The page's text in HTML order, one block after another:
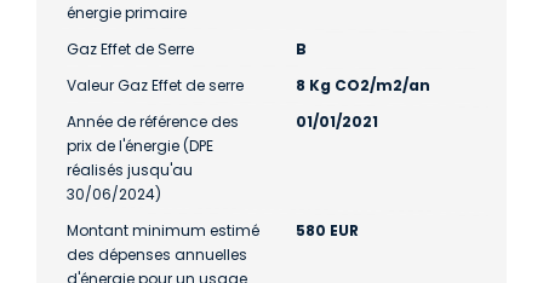
énergie primaire
Gaz Effet de Serre
B
Valeur Gaz Effet de serre
8 Kg CO2/m2/an
Année de référence des
prix de l'énergie (DPE
réalisés jusqu'au
30/06/2024)
01/01/2021
Montant minimum estimé
des dépenses annuelles
d'énergie pour un usage
580 EUR